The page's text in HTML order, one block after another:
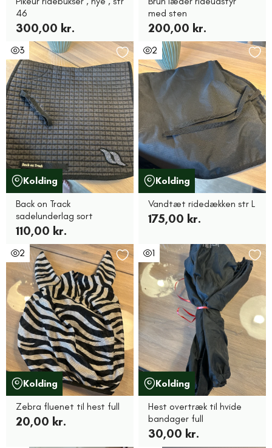
46
300,00 kr.
med sten
200,00 kr.
3
Kolding
Back on Track
sadelunderlag sort
110,00 kr.
2
Kolding
Vandtæt ridedækken str L
175,00 kr.
2
Kolding
Zebra fluenet til hest full
20,00 kr.
1
Kolding
Hest overtræk til hvide
bandager full
30,00 kr.